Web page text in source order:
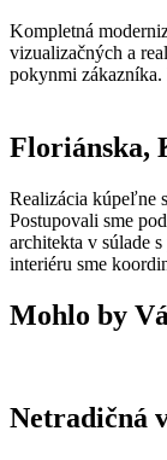
Kompletná
vizualizačných a
pokynmi
Floriánska,
Realizácia kúpeľne
Postupovali sme
architekta v súlade
interiéru sme
Mohlo by
Netradičná